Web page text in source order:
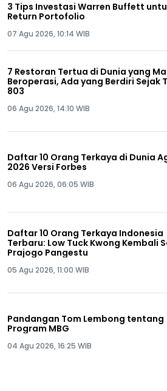
3 Tips Investasi Warren Buffett
Return Portofolio
07 Agu 2026, 10:14 WIB
7 Restoran Tertua di Dunia yang
Beroperasi, Ada yang Berdiri Sejak
803
06 Agu 2026, 14:10 WIB
Daftar 10 Orang Terkaya di Dunia
2026 Versi Forbes
06 Agu 2026, 06:05 WIB
Daftar 10 Orang Terkaya Indonesia
Terbaru: Low Tuck Kwong Kembali
Prajogo Pangestu
05 Agu 2026, 11:00 WIB
Pandangan Tom Lembong tentang
Program MBG
04 Agu 2026, 16:25 WIB